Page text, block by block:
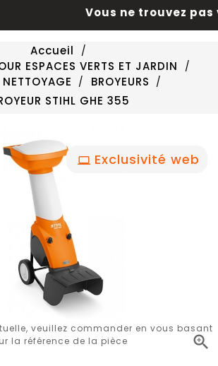
Vous ne trouvez
Accueil
ESPACES VERTS ET JARDIN
BROYEURS
STIHL GHE 355
Exclusivité web

veuillez commander en vous basant
la référence de la pièce